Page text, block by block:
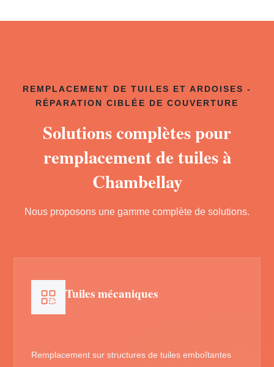
REMPLACEMENT DE TUILES ET ARDOISES -
RÉPARATION CIBLÉE DE COUVERTURE
Solutions complètes pour
remplacement de tuiles à
Chambellay
Nous proposons une gamme complète de solutions.
Tuiles mécaniques
Remplacement sur structures de tuiles emboîtantes